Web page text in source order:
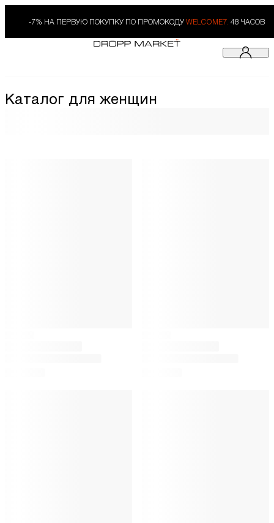
-7% НА ПЕРВУЮ ПОКУПКУ ПО ПРОМОКОДУ WELCOME7. 48 ЧАСОВ
Каталог для женщин